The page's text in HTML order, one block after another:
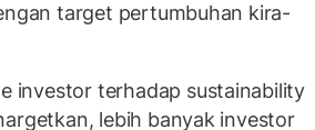
target pertumbuhan kira-
investor terhadap sustainability
lebih banyak investor